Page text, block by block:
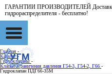
ГАРАНТИИ ПРОИЗВОДИТЕЛЕЙ Доставка
гидрораспределителя - бесплатно!
Главная -
Каталог -
Гидроклапаны -
Клапан ограничения давления Г54-3, Г54-2, Г66 -
Гидроклапан ПДГ66-35М